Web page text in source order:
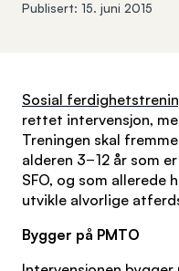
Publisert: 15. juni 2015
Sosial
rettet intervensjon,
Treningen skal
alderen 3−12 år som
SFO, og som allerede
utvikle alvorlige
Bygger på PMTO